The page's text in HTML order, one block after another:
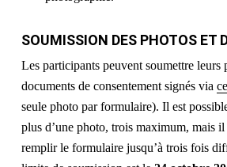
SOUMISSION DES PHOTOS ET
Les participants peuvent soumettre leurs
documents de consentement signés via
seule photo par formulaire). Il est
plus d’une photo, trois maximum, mais il
remplir le formulaire jusqu’à trois fois